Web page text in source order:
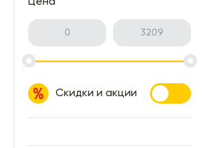
Красота и здоровье
Овощи, фрукты
Рыба, морепродукты
Товары для животных
0 3209
Скидки и акции